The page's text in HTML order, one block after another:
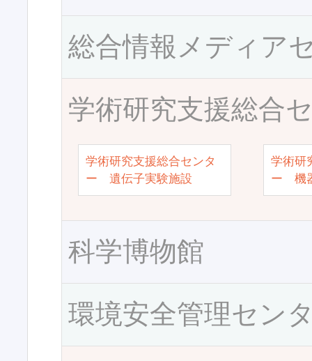
総合情報メディア
学術研究支援総合
学術研究支援総合センタ
ー 遺伝子実験施設
学術研
ー 機
科学博物館
環境安全管理セン